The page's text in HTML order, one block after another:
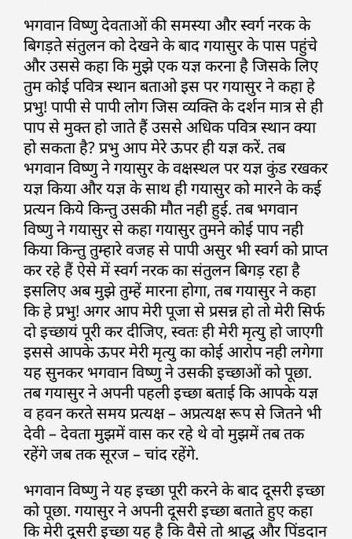
भगवान विष्णु देवताओं की समस्या और स्वर्ग नरक के
बिगड़ते संतुलन को देखने के बाद गयासुर के पास पहुंचे
और उससे कहा कि मुझे एक यज्ञ करना है जिसके लिए
तुम कोई पवित्र स्थान बताओ इस पर गयासुर ने कहा हे
प्रभु! पापी से पापी लोग जिस व्यक्ति के दर्शन मात्र से ही
पाप से मुक्त हो जाते हैं उससे अधिक पवित्र स्थान क्या
हो सकता है? प्रभु आप मेरे ऊपर ही यज्ञ करें. तब
भगवान विष्णु ने गयासुर के वक्षस्थल पर यज्ञ कुंड रखकर
यज्ञ किया और यज्ञ के साथ ही गयासुर को मारने के कई
प्रत्यन किये किन्तु उसकी मौत नही हुई. तब भगवान
विष्णु ने गयासुर से कहा गयासुर तुमने कोई पाप नही
किया किन्तु तुम्हारे वजह से पापी असुर भी स्वर्ग को प्राप्त
कर रहे हैं ऐसे में स्वर्ग नरक का संतुलन बिगड़ रहा है
इसलिए अब मुझे तुम्हें मारना होगा, तब गयासुर ने कहा
कि हे प्रभु! अगर आप मेरी पूजा से प्रसन्न हो तो मेरी सिर्फ
दो इच्छायं पूरी कर दीजिए, स्वतः ही मेरी मृत्यु हो जाएगी
इससे आपके ऊपर मेरी मृत्यु का कोई आरोप नही लगेगा
यह सुनकर भगवान विष्णु ने उसकी इच्छाओं को पूछा.
तब गयासुर ने अपनी पहली इच्छा बताई कि आपके यज्ञ
व हवन करते समय प्रत्यक्ष – अप्रत्यक्ष रूप से जितने भी
देवी – देवता मुझमें वास कर रहे थे वो मुझमें तब तक
रहेंगे जब तक सूरज – चांद रहेंगे.
भगवान विष्णु ने यह इच्छा पूरी करने के बाद दूसरी इच्छा
को पूछा. गयासुर ने अपनी दूसरी इच्छा बताते हुए कहा
कि मेरी दूसरी इच्छा यह है कि वैसे तो श्राद्ध और पिंडदान